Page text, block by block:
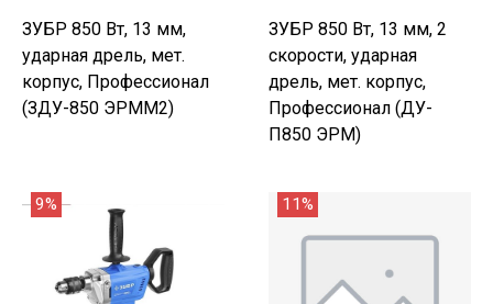
ЗУБР 850 Вт, 13 мм,
ударная дрель, мет.
корпус, Профессионал
(ЗДУ-850 ЭРММ2)
ЗУБР 850 Вт, 13 мм, 2
скорости, ударная
дрель, мет. корпус,
Профессионал (ДУ-
П850 ЭРМ)
9% 11%